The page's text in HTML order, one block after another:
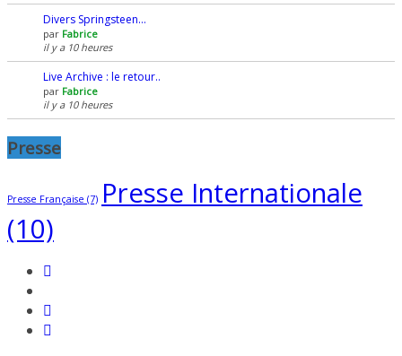
Divers Springsteen…
par Fabrice
il y a 10 heures
Live Archive : le retour..
par Fabrice
il y a 10 heures
Presse
Presse Française (7) Presse Internationale
(10)